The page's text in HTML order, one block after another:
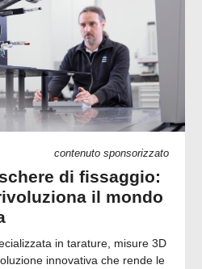
contenuto sponsorizzato
di fissaggio:
il mondo
in tarature, misure 3D
innovativa che rende le